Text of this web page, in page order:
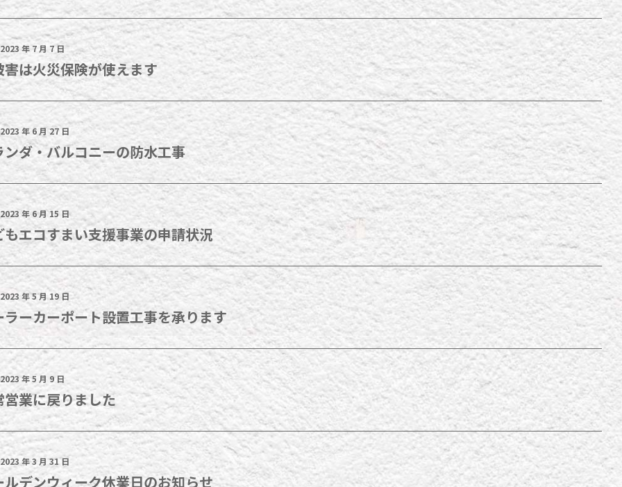
2023 年 7 月 7 日
害は火災保険が使えます
2023 年 6 月 27 日
ンダ・バルコニーの防水工事
2023 年 6 月 15 日
もエコすまい支援事業の申請状況
2023 年 5 月 19 日
ラーカーポート設置工事を承ります
2023 年 5 月 9 日
営業に戻りました
2023 年 3 月 31 日
ルデンウィーク休業日のお知らせ